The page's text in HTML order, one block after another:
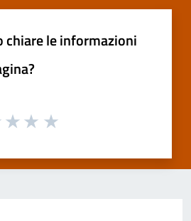
chiare le informazioni